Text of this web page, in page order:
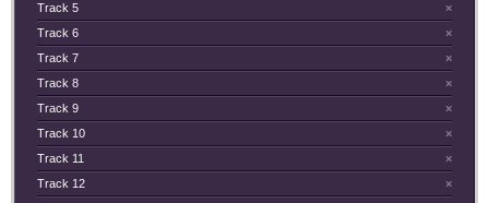
×
Track 5
×
Track 6
×
Track 7
×
Track 8
×
Track 9
×
Track 10
×
Track 11
×
Track 12